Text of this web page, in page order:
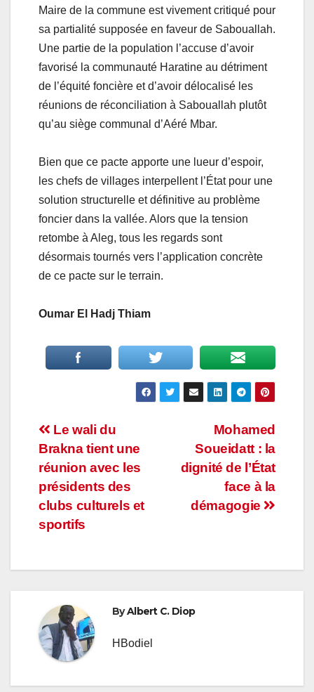
Maire de la commune est vivement critiqué pour
sa partialité supposée en faveur de Sabouallah.
Une partie de la population l’accuse d’avoir
favorisé la communauté Haratine au détriment
de l’équité foncière et d’avoir délocalisé les
réunions de réconciliation à Sabouallah plutôt
qu’au siège communal d’Aéré Mbar.
Bien que ce pacte apporte une lueur d’espoir,
les chefs de villages interpellent l’État pour une
solution structurelle et définitive au problème
foncier dans la vallée. Alors que la tension
retombe à Aleg, tous les regards sont
désormais tournés vers l’application concrète
de ce pacte sur le terrain.
Oumar El Hadj Thiam
Navigation
de
l’article
Mohamed
Soueidatt : la
dignité de l’État
face à la
démagogie
Le wali du
Brakna tient une
réunion avec les
présidents des
clubs culturels et
sportifs
ByAlbert C. Diop
HBodiel